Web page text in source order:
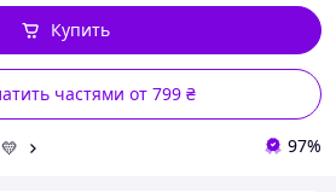
частями от 799 ₴
Купить
97%